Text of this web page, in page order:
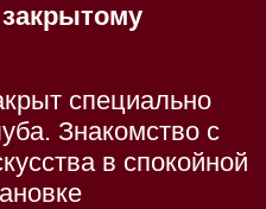
специально
Знакомство с
в спокойной